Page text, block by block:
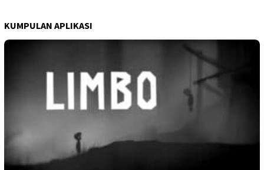
KUMPULAN APLIKASI